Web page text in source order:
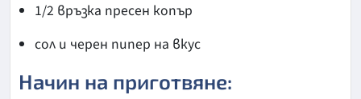
1/2 връзка пресен копър
сол и черен пипер на вкус
Начин на приготвяне: